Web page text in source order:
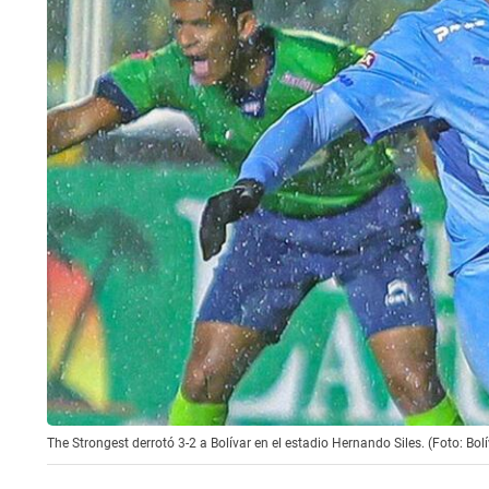
The Strongest derrotó 3-2 a Bolívar en el estadio Hernando Siles. (Foto: